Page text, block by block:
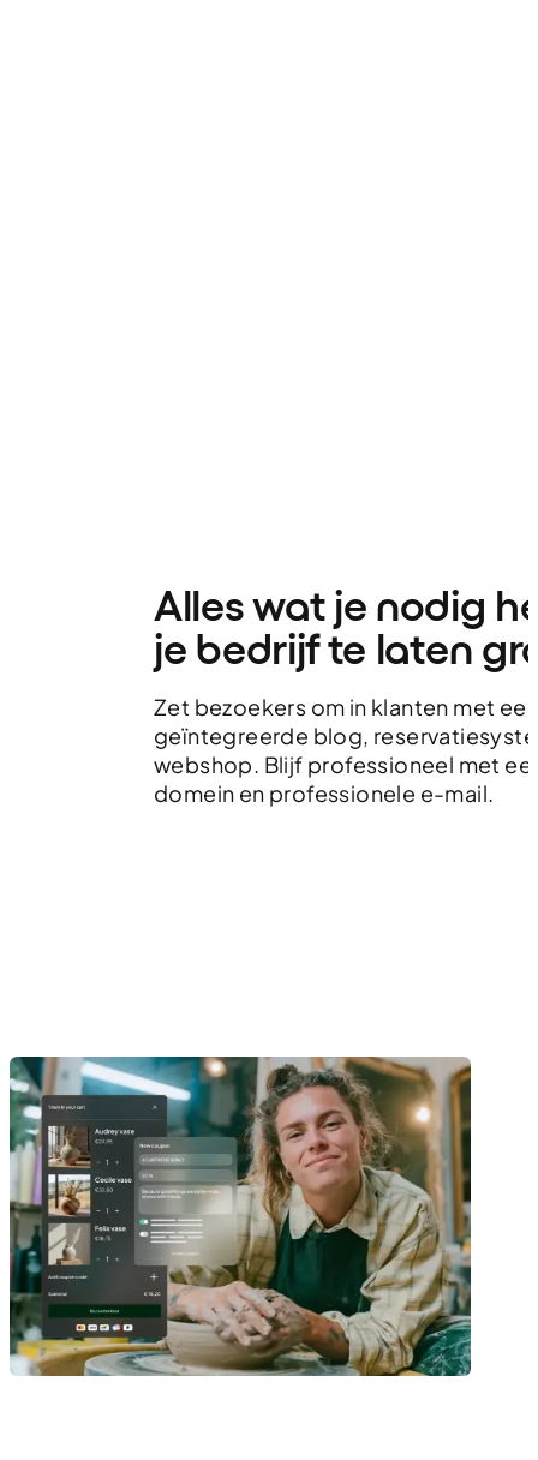
Alles wat je nodig
je bedrijf te laten
Zet bezoekers om in klanten met een
geïntegreerde blog,
webshop. Blijf professioneel met
domein en professionele e-mail.